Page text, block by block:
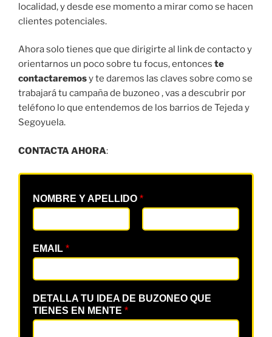
localidad, y desde ese momento a mirar como se hacen
clientes potenciales.
Ahora solo tienes que que dirigirte al link de contacto y
orientarnos un poco sobre tu focus, entonces te
contactaremosy te daremos las claves sobre como se
trabajará tu campaña de buzoneo , vas a descubrir por
teléfono lo que entendemos de los barrios de Tejeda y
Segoyuela.
CONTACTA AHORA:
NOMBRE Y APELLIDO *
EMAIL *
DETALLA TU IDEA DE BUZONEO QUE
TIENES EN MENTE *